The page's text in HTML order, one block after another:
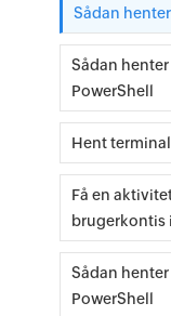
Sådan
Sådan
PowerShell
Hent
Få en
brugerkontis
Sådan
PowerShell